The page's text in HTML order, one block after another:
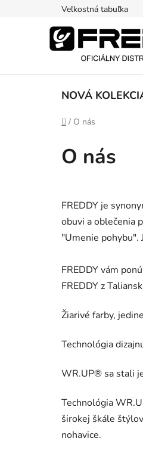
Veľkostná tabuľka
NOVÁ
Domov
/ O nás
O nás
FREDDY je
obuvi a oblečenia
"Umenie pohybu".
FREDDY vám
FREDDY z
Žiarivé farby,
Technológia
WR.UP® sa stali
Technológia
širokej škále
nohavice.